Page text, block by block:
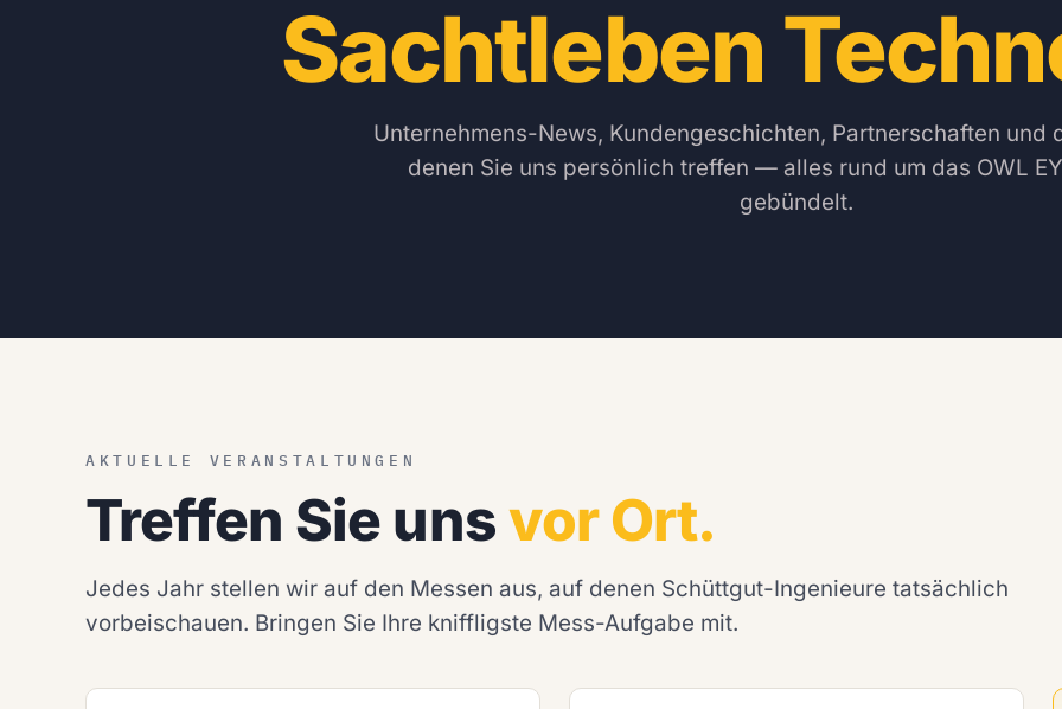
Sachtleben
Unternehmens-News, Kundengeschichten, Partnerschaften und
denen Sie uns persönlich treffen — alles rund um das OWL
gebündelt.
AKTUELLE VERANSTALTUNGEN
Treffen Sie unsvor Ort.
Jedes Jahr stellen wir auf den Messen aus, auf denen Schüttgut-Ingenieure tatsächlich
vorbeischauen. Bringen Sie Ihre kniffligste Mess-Aufgabe mit.